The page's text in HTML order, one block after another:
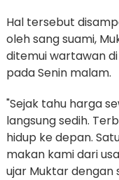
Hal tersebut
oleh sang suami,
ditemui wartawan di
pada Senin malam.
"Sejak tahu harga
langsung sedih.
hidup ke depan.
makan kami dari
ujar Muktar dengan